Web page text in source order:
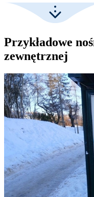
Przykładowe
zewnętrznej